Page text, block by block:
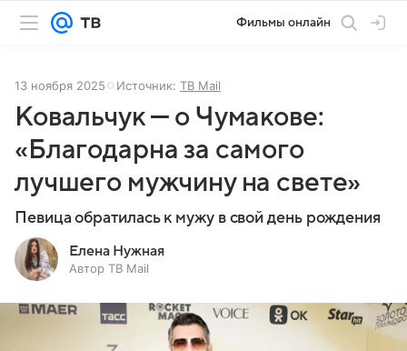
Фильмы онлайн
13 ноября 2025 Источник: ТВ Mail
Ковальчук — о Чумакове:
«Благодарна за самого
лучшего мужчину на свете»
Певица обратилась к мужу в свой день рождения
Елена Нужная
Автор ТВ Mail